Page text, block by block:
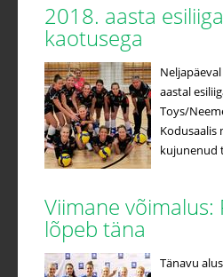
2018. aasta
kaotusega
aastal
Toys/
Kodusaalis
kujunenud
Viimane
lõpeb täna
Tänavu